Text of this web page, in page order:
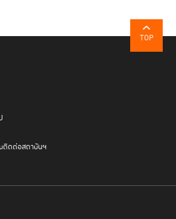
ยสถานภาพสตรี และคณะกรรมาธิการป้องกัน
มทางอาญา
TOP
ติดต่อสถาบันฯ